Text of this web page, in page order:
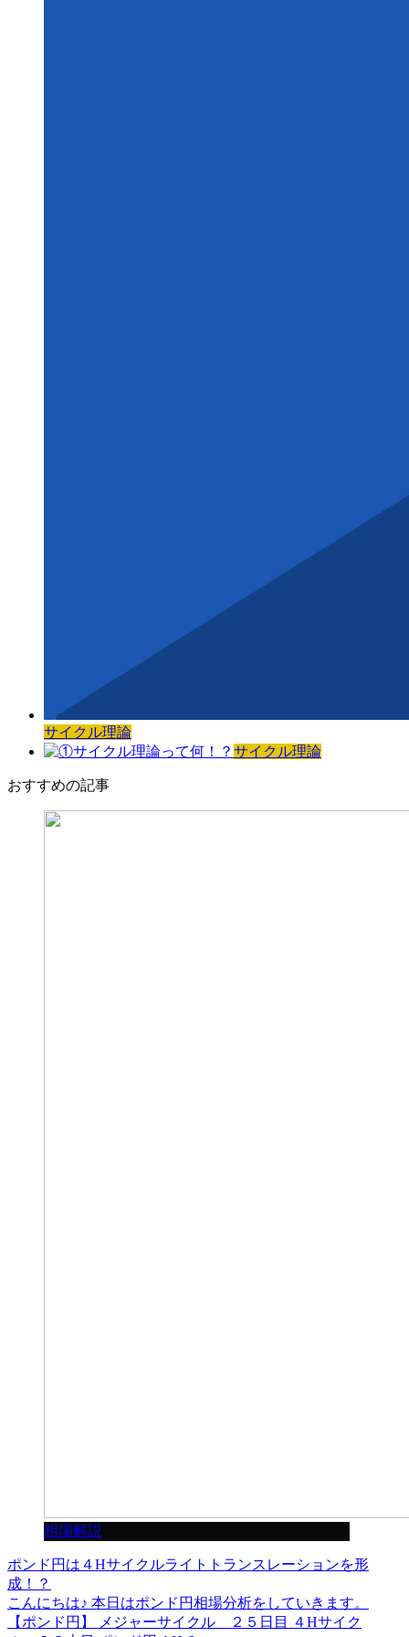
サイクル理論
サイクル理論
おすすめの記事
相場解説
ポンド円は４Hサイクルライトトランスレーションを形
成！？
こんにちは♪ 本日はポンド円相場分析をしていきます。
【ポンド円】 メジャーサイクル ２５日目 ４Hサイク